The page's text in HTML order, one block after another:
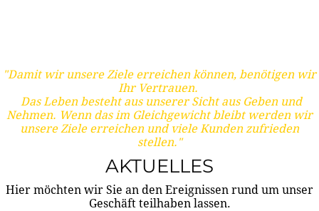
"Damit wir unsere Ziele erreichen können, benötigen wir
Ihr Vertrauen.
Das Leben besteht aus unserer Sicht aus Geben und
Nehmen. Wenn das im Gleichgewicht bleibt werden wir
unsere Ziele erreichen und viele Kunden zufrieden
stellen."
AKTUELLES
Hier möchten wir Sie an den Ereignissen rund um unser
Geschäft teilhaben lassen.